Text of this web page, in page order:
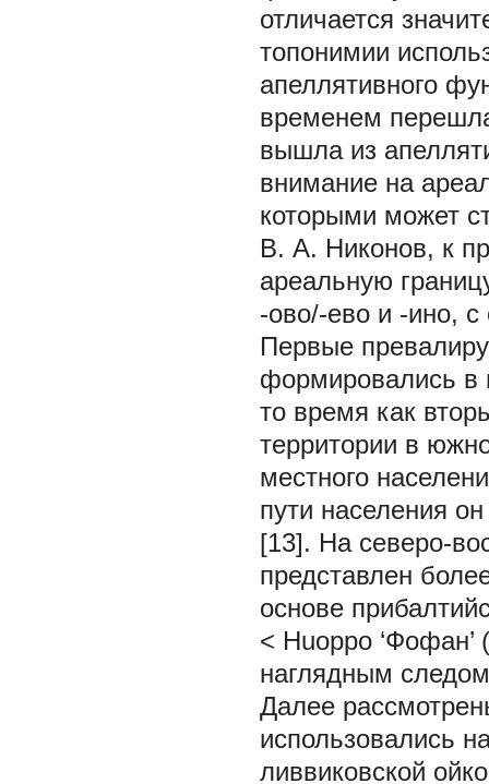
отличается
топонимии
апеллятивного
временем
вышла из
внимание на
которыми может
В. А. Никонов, к
ареальную
-ово/-ево и -ино, с
Первые
формировались в
то время как
территории в
местного
пути населения
[13]. На северо-
представлен
основе
< Huoppo ‘Фофан’
наглядным
Далее
использовались
ливвиковской